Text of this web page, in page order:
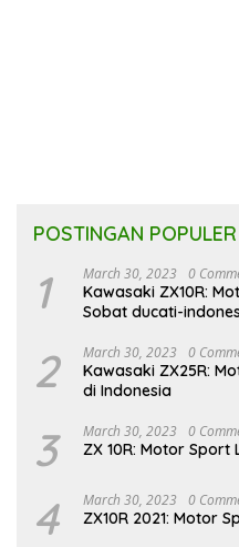
POSTINGAN POPULER
1 March 30, 2023 0
Kawasaki ZX10R:
Sobat ducati-
2 March 30, 2023 0
Kawasaki ZX25R:
di Indonesia
3 March 30, 2023 0
ZX 10R: Motor
4 March 30, 2023 0
ZX10R 2021: Motor